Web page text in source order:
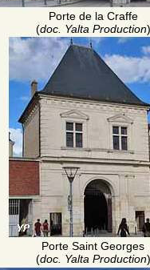
Porte de la Craffe
(doc. Yalta Production)
Porte Saint Georges
(doc. Yalta Production)